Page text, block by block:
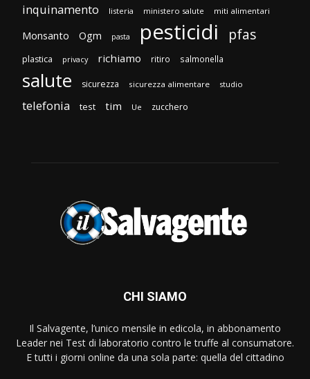
inquinamento listeria ministero salute miti alimentari
Monsanto Ogm pasta pesticidi pfas
plastica privacy richiamo ritiro salmonella
salute sicurezza sicurezza alimentare studio
telefonia test tim Ue zucchero
CHI SIAMO
Il Salvagente, l’unico mensile in edicola, in abbonamento
Leader nei Test di laboratorio contro le truffe al consumatore.
E tutti i giorni online da una sola parte: quella del cittadino